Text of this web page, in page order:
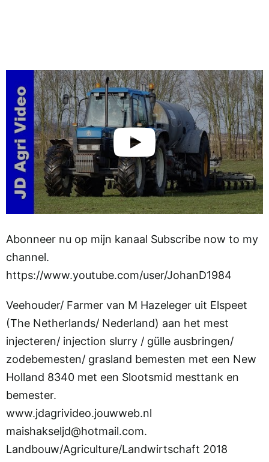
Abonneer nu op mijn kanaal Subscribe now to my
channel.
https://www.youtube.com/user/JohanD1984
Veehouder/ Farmer van M Hazeleger uit Elspeet
(The Netherlands/ Nederland) aan het mest
injecteren/ injection slurry / gülle ausbringen/
zodebemesten/ grasland bemesten met een New
Holland 8340 met een Slootsmid mesttank en
bemester.
www.jdagrivideo.jouwweb.nl
maishakseljd@hotmail.com.
Landbouw/Agriculture/Landwirtschaft 2018